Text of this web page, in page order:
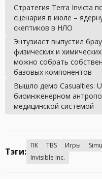
Стратегия Terra Invicta
сценария в июле –
скептиков в НЛО
Энтузиаст выпустил
физических и
можно собрать
базовых компонентов
Вышло демо Casualties:
биоинженерном
медицинской системой
Тэги:
ПК TBS Игры
Invisible Inc.